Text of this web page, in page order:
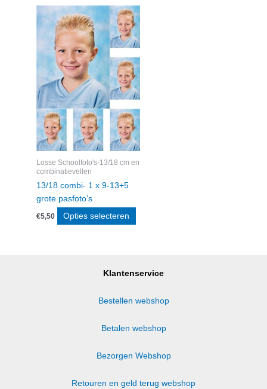
Losse Schoolfoto's-13/18 cm en
combinatievellen
13/18 combi- 1 x 9-13+5
grote pasfoto’s
€5,50 Opties selecteren
Klantenservice
Bestellen webshop
Betalen webshop
Bezorgen Webshop
Retouren en geld terug webshop